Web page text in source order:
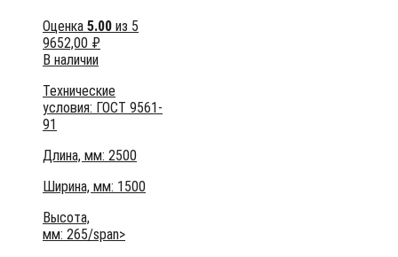
Оценка 5.00 из 5
9652,00 ₽
В наличии
Технические
условия: ГОСТ 9561-
91
Длина, мм: 2500
Ширина, мм: 1500
Высота,
мм: 265/span>